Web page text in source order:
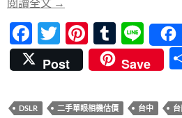
o
k
閱讀全文 →
F
ac
e
b
T
w
itt
er
Pi
nt
er
es
T
u
m
bl
Li
n
e
Post
Save
DSLR 二手單眼相機估價 台中